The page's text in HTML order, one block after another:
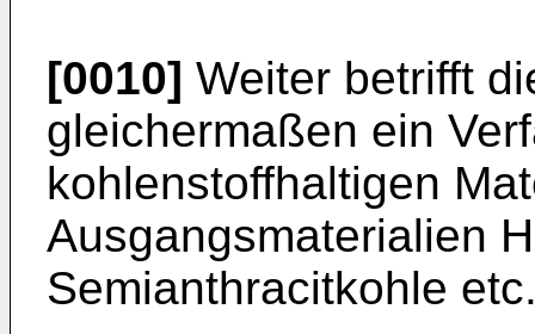
[0010] Weiter betrifft
gleichermaßen ein
kohlenstoffhaltigen
Ausgangsmaterialien
Semianthracitkohle